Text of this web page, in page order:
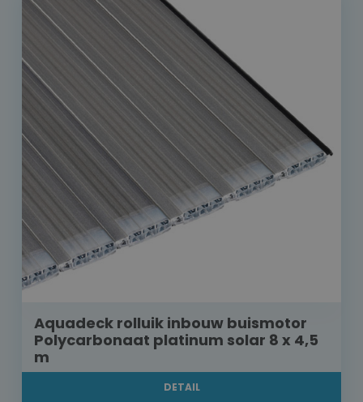
Aquadeck rolluik inbouw buismotor
Polycarbonaat platinum solar 8 x 4,5
m
DETAIL